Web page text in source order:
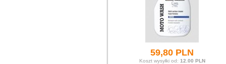
59,80 PLN
Koszt wysyłki od: 12.00 PLN